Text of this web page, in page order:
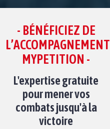
- BÉNÉFICIEZ DE
L’ACCOMPAGNEMENT
MYPETITION -
L'expertise gratuite
pour mener vos
combats jusqu'à la
victoire